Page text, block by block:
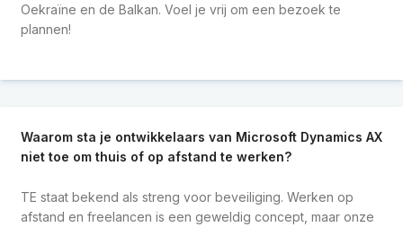
Oekraïne en de Balkan. Voel je vrij om een bezoek te
plannen!
Waarom sta je ontwikkelaars van Microsoft Dynamics AX
niet toe om thuis of op afstand te werken?
TE staat bekend als streng voor beveiliging. Werken op
afstand en freelancen is een geweldig concept, maar onze